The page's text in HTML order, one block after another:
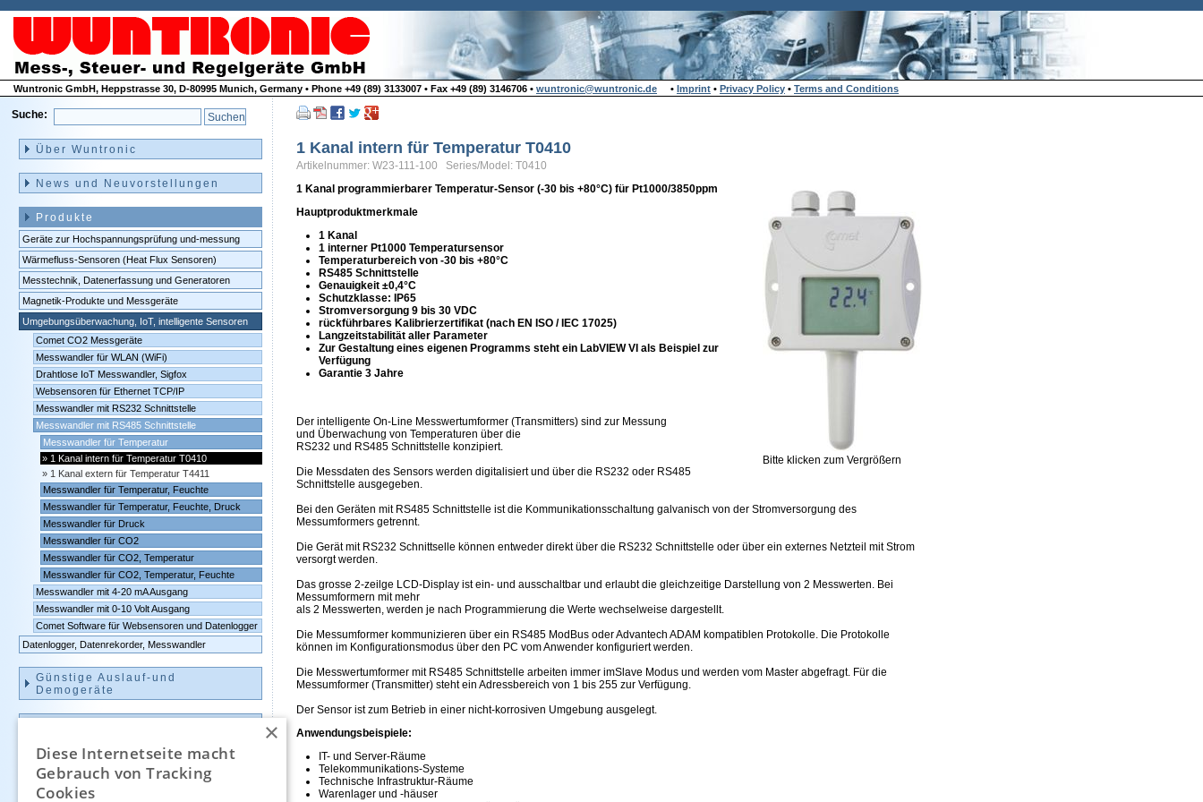
Wuntronic GmbH, Heppstrasse 30, D-80995 Munich, Germany • Phone +49 (89) 3133007 • Fax +49 (89) 3146706 • wuntronic@wuntronic.de • Imprint • Privacy Policy • Terms and Conditions
1 Kanal intern für Temperatur T0410
Artikelnummer: W23-111-100 Series/Model: T0410
Bitte klicken zum Vergrößern
1 Kanal programmierbarer Temperatur-Sensor (-30 bis +80°C) für Pt1000/3850ppm
Hauptproduktmerkmale
1 Kanal
1 interner Pt1000 Temperatursensor
Temperaturbereich von -30 bis +80°C
RS485 Schnittstelle
Genauigkeit ±0,4°C
Schutzklasse: IP65
Stromversorgung 9 bis 30 VDC
rückführbares Kalibrierzertifikat (nach EN ISO / IEC 17025)
Langzeitstabilität aller Parameter
Zur Gestaltung eines eigenen Programms steht ein LabVIEW VI als Beispiel zur
Verfügung
Garantie 3 Jahre
Der intelligente On-Line Messwertumformer (Transmitters) sind zur Messung
und Überwachung von Temperaturen über die
RS232 und RS485 Schnittstelle konzipiert.
Die Messdaten des Sensors werden digitalisiert und über die RS232 oder RS485
Schnittstelle ausgegeben.
Bei den Geräten mit RS485 Schnittstelle ist die Kommunikationsschaltung galvanisch von der Stromversorgung des
Messumformers getrennt.
Die Gerät mit RS232 Schnittselle können entweder direkt über die RS232 Schnittstelle oder über ein externes Netzteil mit Strom
versorgt werden.
Das grosse 2-zeilge LCD-Display ist ein- und ausschaltbar und erlaubt die gleichzeitige Darstellung von 2 Messwerten. Bei
Messumformern mit mehr
als 2 Messwerten, werden je nach Programmierung die Werte wechselweise dargestellt.
Die Messumformer kommunizieren über ein RS485 ModBus oder Advantech ADAM kompatiblen Protokolle. Die Protokolle
können im Konfigurationsmodus über den PC vom Anwender konfiguriert werden.
Die Messwertumformer mit RS485 Schnittstelle arbeiten immer imSlave Modus und werden vom Master abgefragt. Für die
Messumformer (Transmitter) steht ein Adressbereich von 1 bis 255 zur Verfügung.
Der Sensor ist zum Betrieb in einer nicht-korrosiven Umgebung ausgelegt.
Anwendungsbeispiele:
IT- und Server-Räume
Telekommunikations-Systeme
Technische Infrastruktur-Räume
Warenlager und -häuser
Suche:
überspringen
Über Wuntronic
News und Neuvorstellungen
Produkte
Geräte zur Hochspannungsprüfung und-messung
Wärmefluss-Sensoren (Heat Flux Sensoren)
Messtechnik, Datenerfassung und Generatoren
Magnetik-Produkte und Messgeräte
Umgebungsüberwachung, IoT, intelligente Sensoren
Comet CO2 Messgeräte
Messwandler für WLAN (WiFi)
Drahtlose IoT Messwandler, Sigfox
Websensoren für Ethernet TCP/IP
Messwandler mit RS232 Schnittstelle
Messwandler mit RS485 Schnittstelle
Messwandler für Temperatur
1 Kanal intern für Temperatur T0410
1 Kanal extern für Temperatur T4411
Messwandler für Temperatur, Feuchte
Messwandler für Temperatur, Feuchte, Druck
Messwandler für Druck
Messwandler für CO2
Messwandler für CO2, Temperatur
Messwandler für CO2, Temperatur, Feuchte
Messwandler mit 4-20 mA Ausgang
Messwandler mit 0-10 Volt Ausgang
Comet Software für Websensoren und Datenlogger
Datenlogger, Datenrekorder, Messwandler
Günstige Auslauf-und
Demogeräte
Impressum
×
Diese Internetseite macht
Gebrauch von Tracking
Cookies